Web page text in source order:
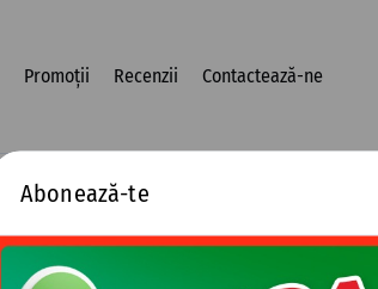
Promoții Recenzii Contactează-ne
Abonează-te